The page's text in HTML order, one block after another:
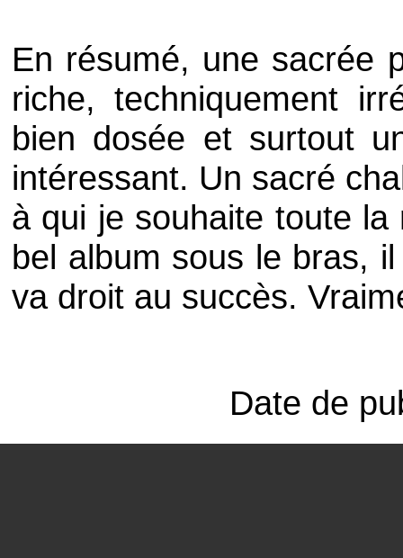
En résumé, une sacrée
riche, techniquement
bien dosée et surtout
intéressant. Un sacré
à qui je souhaite toute
bel album sous le bras,
va droit au succès.
Date de